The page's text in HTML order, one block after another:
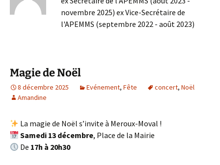
novembre 2025) ex Vice-Secrétaire de
l'APEMMS (septembre 2022 - août 2023)
Magie de Noël
8 décembre 2025 Evénement, Fête concert, Noël
Amandine
La magie de Noël s’invite à Meroux-Moval !
Samedi 13 décembre, Place de la Mairie
De 17h à 20h30